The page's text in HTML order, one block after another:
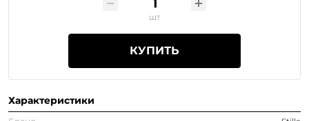
шт
КУПИТЬ
Характеристики